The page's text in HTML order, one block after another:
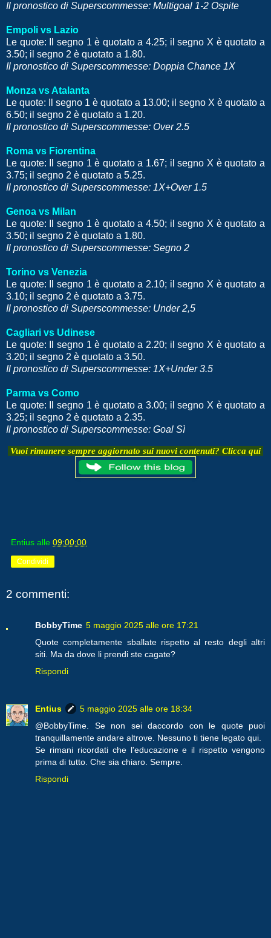
Il pronostico di Superscommesse: Multigoal 1-2 Ospite
Empoli vs Lazio
Le quote: Il segno 1 è quotato a 4.25; il segno X è quotato a
3.50; il segno 2 è quotato a 1.80.
Il pronostico di Superscommesse: Doppia Chance 1X
Monza vs Atalanta
Le quote: Il segno 1 è quotato a 13.00; il segno X è quotato a
6.50; il segno 2 è quotato a 1.20.
Il pronostico di Superscommesse: Over 2.5
Roma vs Fiorentina
Le quote: Il segno 1 è quotato a 1.67; il segno X è quotato a
3.75; il segno 2 è quotato a 5.25.
Il pronostico di Superscommesse: 1X+Over 1.5
Genoa vs Milan
Le quote: Il segno 1 è quotato a 4.50; il segno X è quotato a
3.50; il segno 2 è quotato a 1.80.
Il pronostico di Superscommesse: Segno 2
Torino vs Venezia
Le quote: Il segno 1 è quotato a 2.10; il segno X è quotato a
3.10; il segno 2 è quotato a 3.75.
Il pronostico di Superscommesse: Under 2,5
Cagliari vs Udinese
Le quote: Il segno 1 è quotato a 2.20; il segno X è quotato a
3.20; il segno 2 è quotato a 3.50.
Il pronostico di Superscommesse: 1X+Under 3.5
Parma vs Como
Le quote: Il segno 1 è quotato a 3.00; il segno X è quotato a
3.25; il segno 2 è quotato a 2.35.
Il pronostico di Superscommesse: Goal Sì
Vuoi rimanere sempre aggiornato sui nuovi contenuti? Clicca qui
Entius alle 09:00:00
Condividi
2 commenti:
BobbyTime 5 maggio 2025 alle ore 17:21
Quote completamente sballate rispetto al resto degli altri
siti. Ma da dove li prendi ste cagate?
Rispondi
Entius
5 maggio 2025 alle ore 18:34
@BobbyTime. Se non sei daccordo con le quote puoi
tranquillamente andare altrove. Nessuno ti tiene legato qui.
Se rimani ricordati che l'educazione e il rispetto vengono
prima di tutto. Che sia chiaro. Sempre.
Rispondi